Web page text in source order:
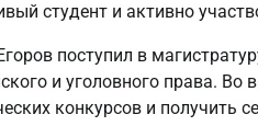
студент и активно
поступил в
и уголовного права. Во
конкурсов и получить